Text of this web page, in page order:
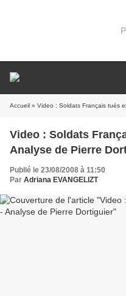
Accueil » Video : Soldats Français tués
Video : Soldats
Analyse de Pierre
Publié le 23/08/2008 à 11:50
Par Adriana EVANGELIZT